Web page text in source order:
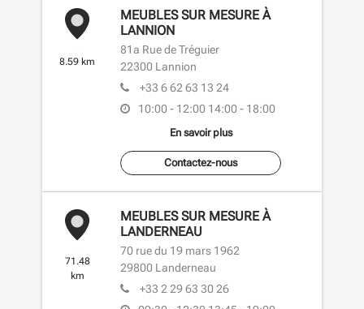
8.59 km
MEUBLES SUR MESURE À
LANNION
81a Rue de Tréguier
22300 Lannion
+33 6 62 63 13 24
10:00 - 12:00 14:00 - 18:00
En savoir plus
Contactez-nous
71.48
km
MEUBLES SUR MESURE À
LANDERNEAU
70 rue du 19 mars 1962
29800 Landerneau
+33 2 29 63 30 26